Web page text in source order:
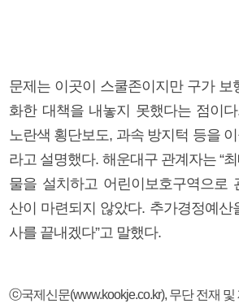
문제는 이곳이 스쿨존이지만 구가 보
화한 대책을 내놓지 못했다는 점이
노란색 횡단보도, 과속 방지턱 등을
라고 설명했다. 해운대구 관계자는 “
물을 설치하고 어린이보호구역으로
산이 마련되지 않았다. 추가경정예산
사를 끝내겠다”고 말했다.
ⓒ국제신문(www.kookje.co.kr), 무단 전재 및